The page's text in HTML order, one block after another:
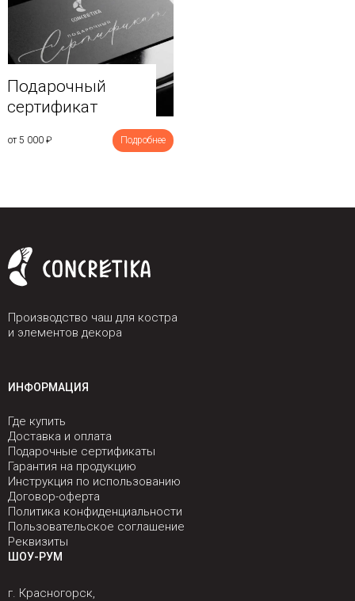
Подарочный
сертификат
от 5 000 ₽ Подробнее
Производство чаш для костра
и элементов декора
ИНФОРМАЦИЯ
Где купить
Доставка и оплата
Подарочные сертификаты
Гарантия на продукцию
Инструкция по использованию
Договор-оферта
Политика конфиденциальности
Пользовательское соглашение
Реквизиты
ШОУ-РУМ
г. Красногорск,